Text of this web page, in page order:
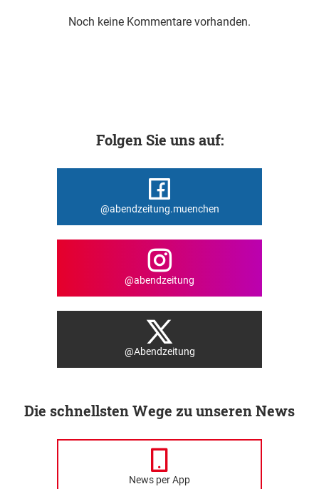
Noch keine Kommentare vorhanden.
Folgen Sie uns auf:
@abendzeitung.muenchen
@abendzeitung
@Abendzeitung
Die schnellsten Wege zu unseren News
News per App